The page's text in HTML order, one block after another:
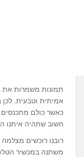
תמונות משמרות את
אמיתית וטבעית. לכן
כאשר כולם
חשוב שתהיה איתנו
רובנו רוכשים
משתנה במכשיר